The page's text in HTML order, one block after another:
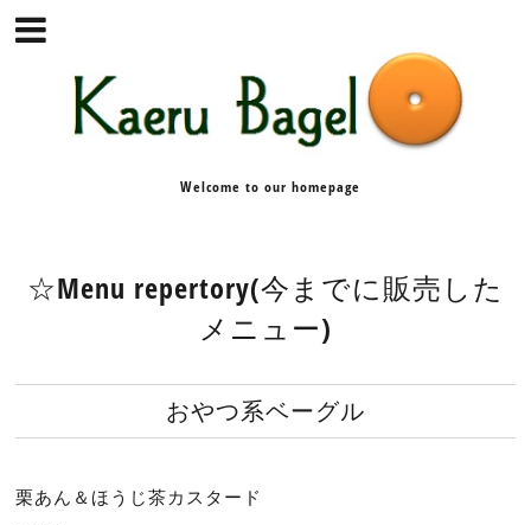
Welcome to our homepage
☆Menu repertory(今までに販売した
メニュー)
おやつ系ベーグル
栗あん＆ほうじ茶カスタード